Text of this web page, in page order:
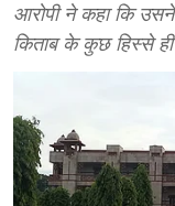
आरोपी ने कहा कि उसने
किताब के कुछ हिस्से